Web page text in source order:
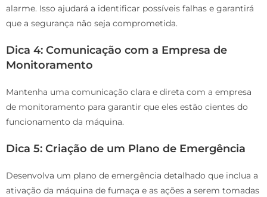
alarme. Isso ajudará a identificar possíveis falhas e garantirá
que a segurança não seja comprometida.
Dica 4: Comunicação com a Empresa de
Monitoramento
Mantenha uma comunicação clara e direta com a empresa
de monitoramento para garantir que eles estão cientes do
funcionamento da máquina.
Dica 5: Criação de um Plano de Emergência
Desenvolva um plano de emergência detalhado que inclua a
ativação da máquina de fumaça e as ações a serem tomadas